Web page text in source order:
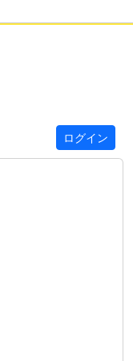
ログイン